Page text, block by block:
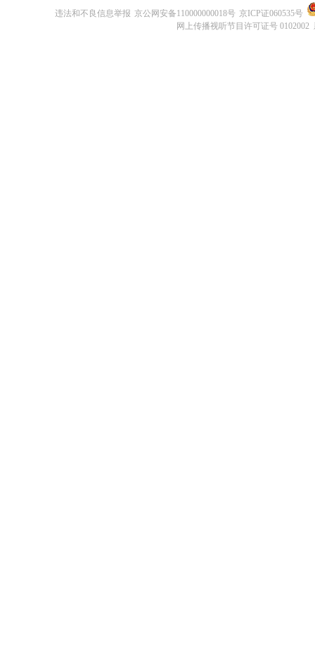
违法和不良信息举报 京公网安备110000000018号 京ICP证060535号
网上传播视听节目许可证号 0102002